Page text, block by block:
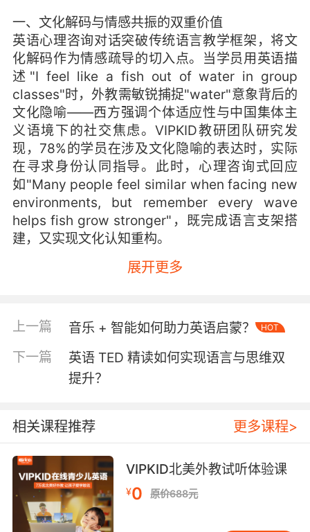
一、文化解码与情感共振的双重价值
英语心理咨询对话突破传统语言教学框架，将文
化解码作为情感疏导的切入点。当学员用英语描
述"I feel like a fish out of water in group
classes"时，外教需敏锐捕捉"water"意象背后的
文化隐喻——西方强调个体适应性与中国集体主
义语境下的社交焦虑。VIPKID教研团队研究发
现，78%的学员在涉及文化隐喻的表达时，实际
在寻求身份认同指导。此时，心理咨询式回应
如"Many people feel similar when facing new
environments, but remember every wave
helps fish grow stronger"，既完成语言支架搭
建，又实现文化认知重构。
这种对话模式创造独特的情感安全区。神经语言
理咨询话术的课程中，学员自我披露意愿提升2.3
itself a kind of strength"替代简单语法纠正时，
实质上在构建"试错-接纳-成长"的心理支持系
二、语言疗愈与认知重构的协同效应
心理咨询对话为英语学习注入心理疗愈属性。牛
津大学语言教育研究所指出，将心理状态具象化
为语言符号的过程，能激活大脑前额叶皮层的神
经可塑性。在VIPKID课堂实践中，外教引导学员
展开更多
上一篇 音乐 + 智能如何助力英语启蒙？ HOT
下一篇
英语 TED 精读如何实现语言与思维双
提升？
相关课程推荐 更多课程>
VIPKID北美外教试听体验课
¥0 原价688元